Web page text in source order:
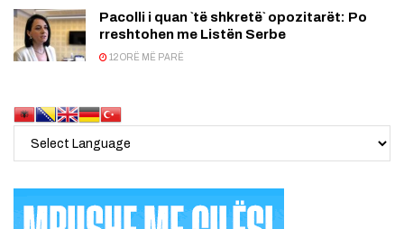
Pacolli i quan `të shkretë` opozitarët: Po
rreshtohen me Listën Serbe
12 ORË MË PARË